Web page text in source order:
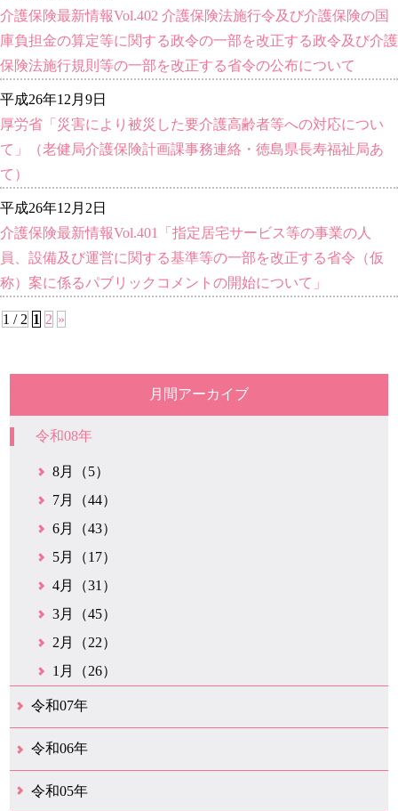
介護保険最新情報Vol.402 介護保険法施行令及び介護保険の国
庫負担金の算定等に関する政令の一部を改正する政令及び介護
保険法施行規則等の一部を改正する省令の公布について
平成26年12月9日
厚労省「災害により被災した要介護高齢者等への対応につい
て」（老健局介護保険計画課事務連絡・徳島県長寿福祉局あ
て）
平成26年12月2日
介護保険最新情報Vol.401「指定居宅サービス等の事業の人
員、設備及び運営に関する基準等の一部を改正する省令（仮
称）案に係るパブリックコメントの開始について」
1 / 2 1 2 »
月間アーカイブ
令和08年
8月（5）
7月（44）
6月（43）
5月（17）
4月（31）
3月（45）
2月（22）
1月（26）
令和07年
12月（50）
11月（42）
10月（31）
9月（35）
8月（26）
7月（25）
6月（35）
5月（26）
4月（35）
3月（32）
2月（35）
1月（24）
令和06年
12月（46）
11月（38）
10月（32）
9月（29）
8月（36）
7月（30）
6月（33）
5月（29）
4月（45）
3月（50）
2月（21）
1月（75）
令和05年